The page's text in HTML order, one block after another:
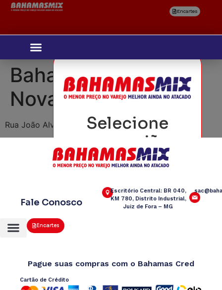
Selecione
sua região
Confirmar
Encartes
Bahamas Mix Ponte
Nova
Rua João Alves de Oliveira 51 – Triângulo Novo
Encartes
Fale Conosco
Escritório Central: BR 040,
KM 780, Distrito Industrial,
Juiz de Fora – MG
Pague suas compras com o Bahamas Cred
Cartão de Crédito